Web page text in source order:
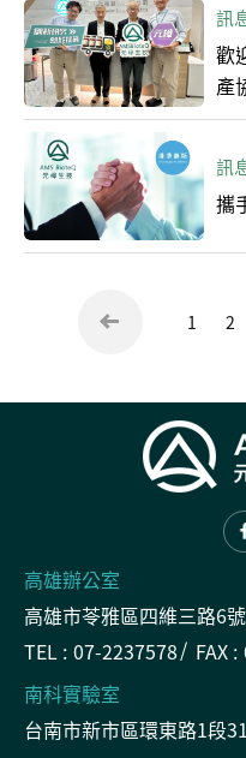
訊
歡
產
訊
攜
1 2
高雄辦公室
高雄市苓雅區四維三路6
TEL : 07-2237578 FAX :
南科實驗室
台南市新市區環東路1段